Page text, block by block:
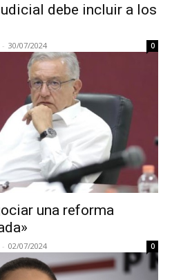
debe incluir a los
- 30/07/2024 0
una reforma
- 02/07/2024 0